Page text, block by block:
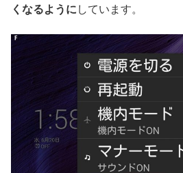
くなるように しています。